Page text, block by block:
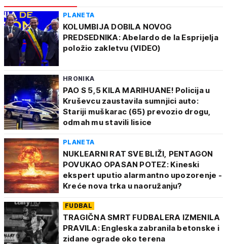
PLANETA
KOLUMBIJA DOBILA NOVOG
PREDSEDNIKA: Abelardo de la Esprijelja
položio zakletvu (VIDEO)
HRONIKA
PAO S 5,5 KILA MARIHUANE! Policija u
Kruševcu zaustavila sumnjici auto:
Stariji muškarac (65) prevozio drogu,
odmah mu stavili lisice
PLANETA
NUKLEARNI RAT SVE BLIŽI, PENTAGON
POVUKAO OPASAN POTEZ: Kineski
ekspert uputio alarmantno upozorenje -
Kreće nova trka u naoružanju?
FUDBAL
TRAGIČNA SMRT FUDBALERA IZMENILA
PRAVILA: Engleska zabranila betonske i
zidane ograde oko terena